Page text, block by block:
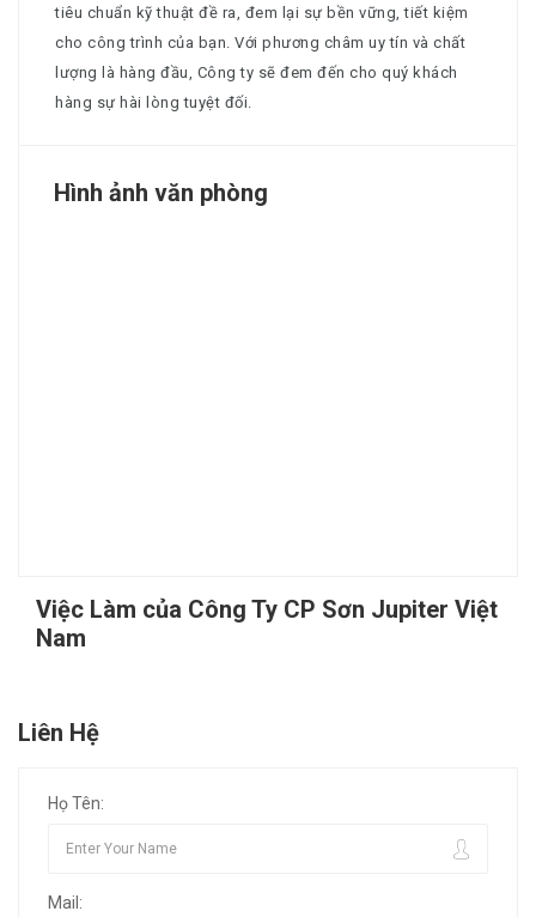
tiêu chuẩn kỹ thuật đề ra, đem lại sự bền vững, tiết kiệm
cho công trình của bạn. Với phương châm uy tín và chất
lượng là hàng đầu, Công ty sẽ đem đến cho quý khách
hàng sự hài lòng tuyệt đối.
Hình ảnh văn phòng
Việc Làm của Công Ty CP Sơn Jupiter Việt
Nam
Liên Hệ
Họ Tên:
Mail: